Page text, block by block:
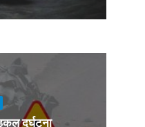
दुर्घटना